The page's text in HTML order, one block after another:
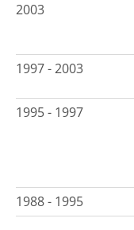
2003
1997 - 2003
1995 - 1997
1988 - 1995